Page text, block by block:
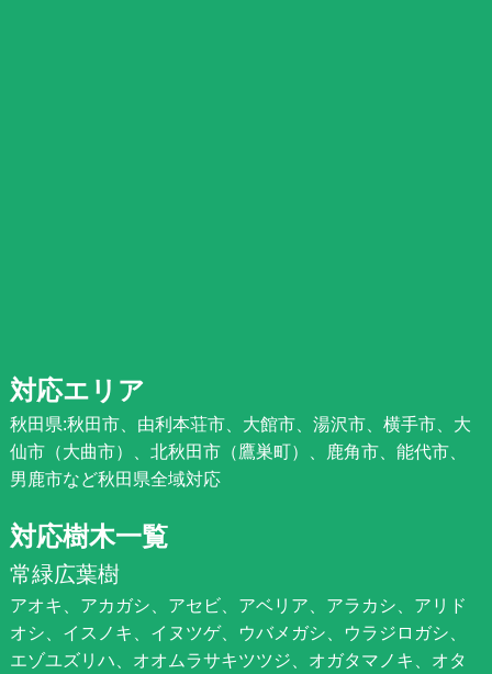
対応エリア
秋田県:秋田市、由利本荘市、大館市、湯沢市、横手市、大
仙市（大曲市）、北秋田市（鷹巣町）、鹿角市、能代市、
男鹿市など秋田県全域対応
対応樹木一覧
常緑広葉樹
アオキ、アカガシ、アセビ、アベリア、アラカシ、アリド
オシ、イスノキ、イヌツゲ、ウバメガシ、ウラジロガシ、
エゾユズリハ、オオムラサキツツジ、オガタマノキ、オタ